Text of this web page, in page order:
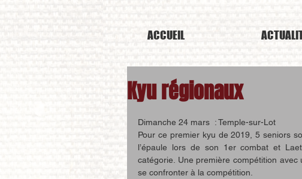
ACCUEIL
Kyu régionaux
Dimanche 24 mars  : Temple-sur-Lot
Pour ce premier kyu de 2019, 5 seniors
l’épaule lors de son 1er combat et
catégorie. Une première compétition
se confronter à la compétition.